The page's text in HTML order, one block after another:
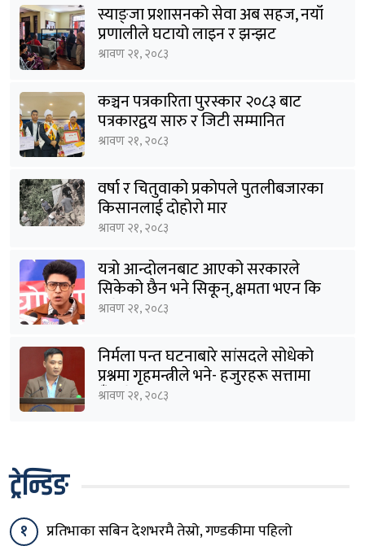
स्याङ्जा प्रशासनको सेवा अब सहज, नयाँ
प्रणालीले घटायो लाइन र झन्झट
श्रावण २१, २०८३
कञ्चन पत्रकारिता पुरस्कार २०८३ बाट
पत्रकारद्वय सारु र जिटी सम्मानित
श्रावण २१, २०८३
वर्षा र चितुवाको प्रकोपले पुतलीबजारका
किसानलाई दोहोरो मार
श्रावण २१, २०८३
यत्रो आन्दोलनबाट आएको सरकारले
सिकेको छैन भने सिकून्, क्षमता भएन कि
विवेक भएन कि के भएन ?: मिराज ढुंगाना
श्रावण २१, २०८३
निर्मला पन्त घटनाबारे सांसदले सोधेको
प्रश्नमा गृहमन्त्रीले भने- हजुरहरू सत्तामा
हुँदाखेरि किन नगर्नुभएको यो ?
श्रावण २१, २०८३
ट्रेन्डिङ
१ प्रतिभाका सबिन देशभरमै तेस्रो, गण्डकीमा पहिलो